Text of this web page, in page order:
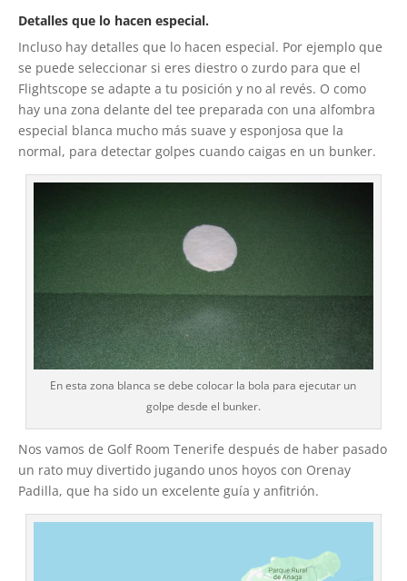
Detalles que lo hacen especial.
Incluso hay detalles que lo hacen especial. Por ejemplo que
se puede seleccionar si eres diestro o zurdo para que el
Flightscope se adapte a tu posición y no al revés. O como
hay una zona delante del tee preparada con una alfombra
especial blanca mucho más suave y esponjosa que la
normal, para detectar golpes cuando caigas en un bunker.
En esta zona blanca se debe colocar la bola para ejecutar un
golpe desde el bunker.
Nos vamos de Golf Room Tenerife después de haber pasado
un rato muy divertido jugando unos hoyos con Orenay
Padilla, que ha sido un excelente guía y anfitrión.